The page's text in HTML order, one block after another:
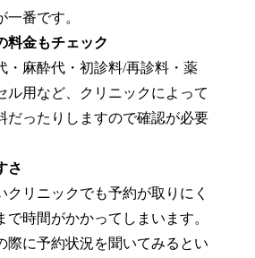
番です。
料金もチェック
・麻酔代・初診料/再診料・薬
ル用など、クリニックによって
だったりしますので確認が必要
さ
クリニックでも予約が取りにく
で時間がかかってしまいます。
際に予約状況を聞いてみるとい